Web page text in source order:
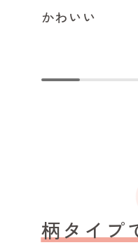
かわいい
柄タイプ